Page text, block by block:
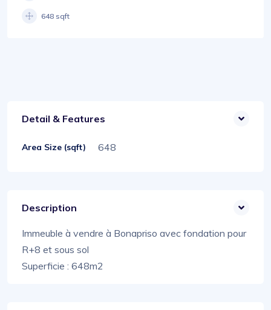
648 sqft
Detail & Features
Area Size (sqft) 648
Description
Immeuble à vendre à Bonapriso avec fondation pour
R+8 et sous sol
Superficie : 648m2